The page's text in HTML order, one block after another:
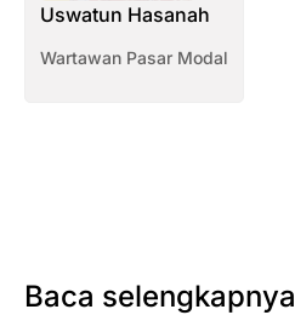
Uswatun Hasanah
Wartawan Pasar Modal
Baca selengkapnya